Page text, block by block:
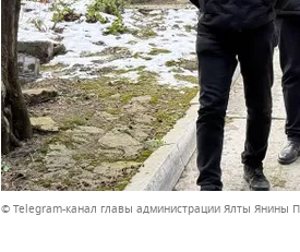
© Telegram-канал главы администрации Ялты Янины